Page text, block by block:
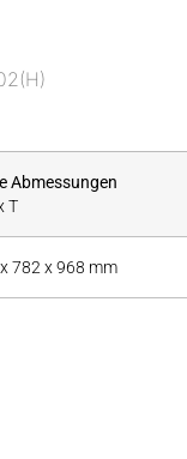
Abmessungen
T
782 x 968 mm